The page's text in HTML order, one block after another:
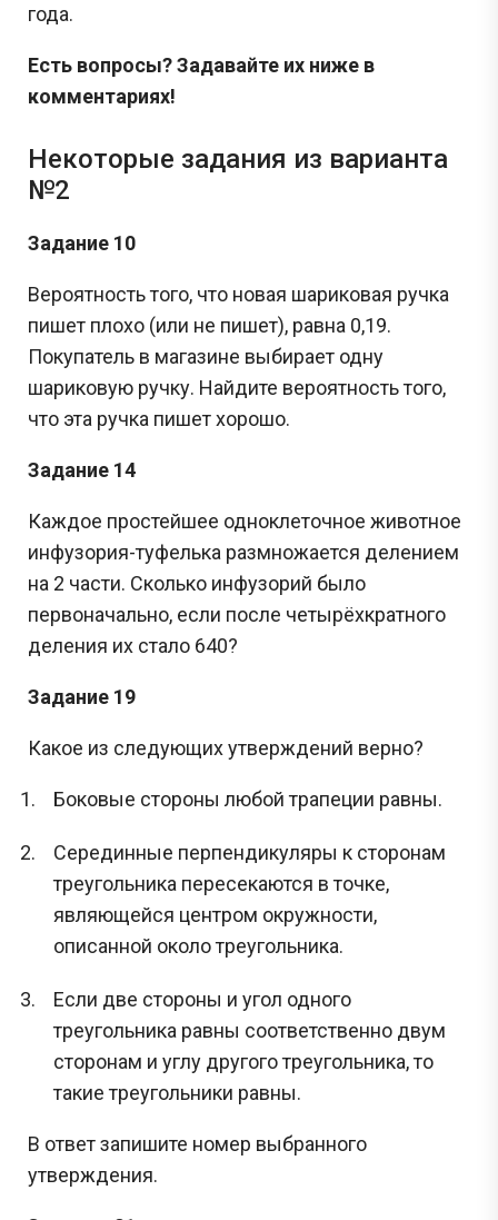
года.
Есть вопросы? Задавайте их ниже в
комментариях!
Некоторые задания из варианта
№2
Задание 10
Вероятность того, что новая шариковая ручка
пишет плохо (или не пишет), равна 0,19.
Покупатель в магазине выбирает одну
шариковую ручку. Найдите вероятность того,
что эта ручка пишет хорошо.
Задание 14
Каждое простейшее одноклеточное животное
инфузория-туфелька размножается делением
на 2 части. Сколько инфузорий было
первоначально, если после четырёхкратного
деления их стало 640?
Задание 19
Какое из следующих утверждений верно?
Боковые стороны любой трапеции равны.
Серединные перпендикуляры к сторонам
треугольника пересекаются в точке,
являющейся центром окружности,
описанной около треугольника.
Если две стороны и угол одного
треугольника равны соответственно двум
сторонам и углу другого треугольника, то
такие треугольники равны.
В ответ запишите номер выбранного
утверждения.